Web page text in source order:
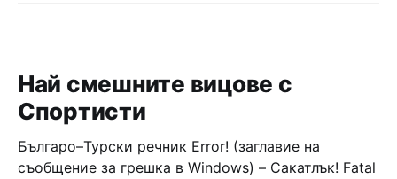
Най смешните вицове с
Спортисти
Българо–Турски речник Error! (заглавие на
съобщение за грешка в Windows) – Сакатлък! Fatal